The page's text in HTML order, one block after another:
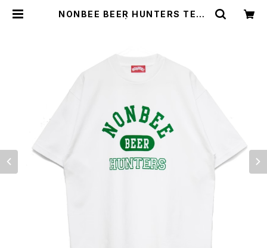
NONBEE BEER HUNTERS TEE2